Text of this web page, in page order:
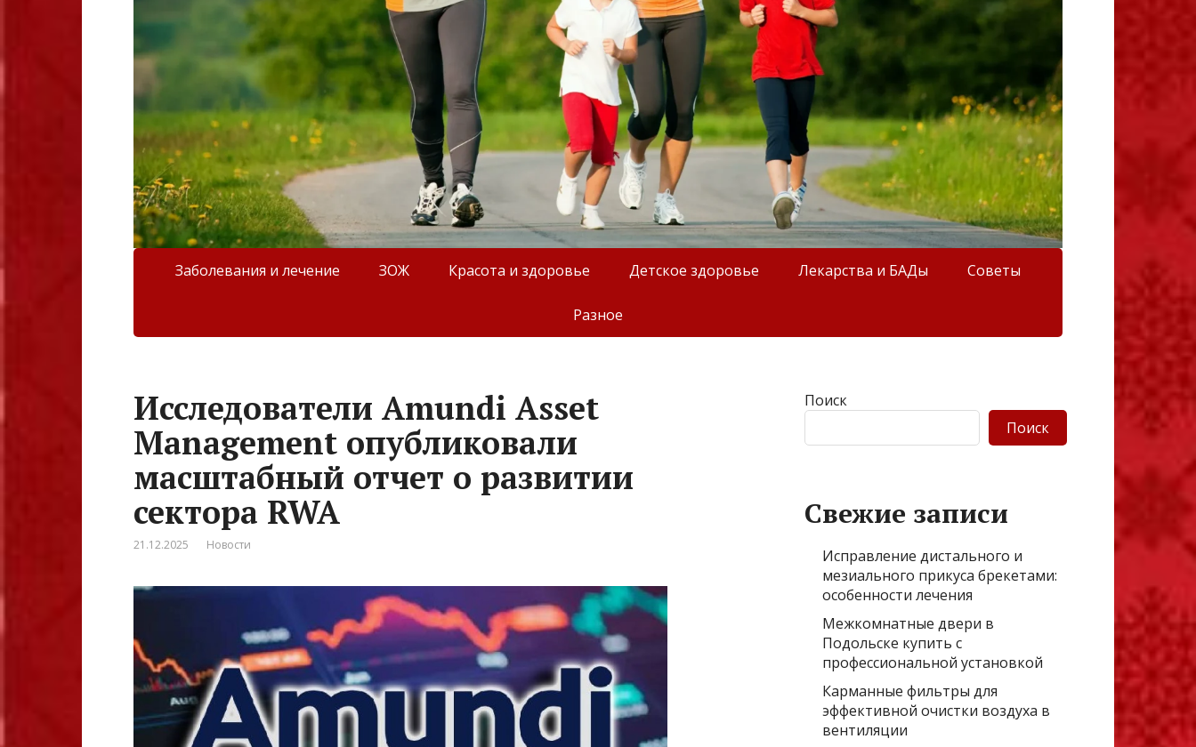
Заболевания и лечение ЗОЖ Красота и здоровье Детское здоровье Лекарства и БАДы Советы
Разное
Исследователи Amundi Asset
Management опубликовали
масштабный отчет о развитии
сектора RWA
21.12.2025 Новости
Поиск
Поиск
Свежие записи
Исправление дистального и
мезиального прикуса брекетами:
особенности лечения
Межкомнатные двери в
Подольске купить с
профессиональной установкой
Карманные фильтры для
эффективной очистки воздуха в
вентиляции